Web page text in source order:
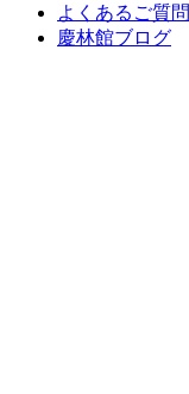
よくあるご質問
慶林館ブログ